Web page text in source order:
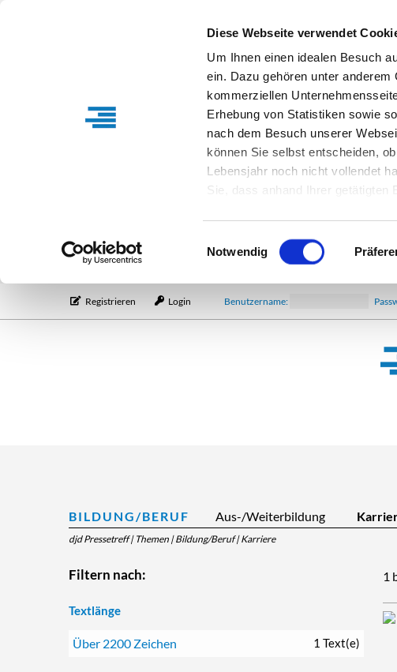
Diese Webseite verwendet
Um Ihnen einen idealen Besuch
ein. Dazu gehören unter
kommerziellen
Erhebung von Statistiken sowie
nach dem Besuch unserer
können Sie selbst entscheiden,
Lebensjahr noch nicht vollendet
Sie, dass anhand Ihrer getätigten
entsprechende Informationen.
Einwilligungsauswahl
Notwendig
Benutzername:
Registrieren Login
BILDUNG/BERUF Aus-/Weiterbildung
djd Pressetreff| Themen |Bildung/Beruf|Karriere
1
Filtern nach:
Textlänge
Über 2200 Zeichen 1 Text(e)